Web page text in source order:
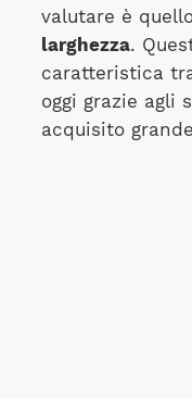
valutare è
larghezza.
caratteristica
oggi grazie agli
acquisito